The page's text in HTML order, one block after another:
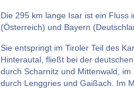
Die 295 km lange Isar ist ein Fluss
(Österreich) und Bayern
Sie entspringt im Tiroler Teil des
Hinterautal, fließt bei der
durch Scharnitz und Mittenwald, im
durch Lenggries und Gaißach. Im